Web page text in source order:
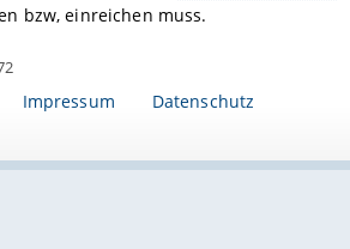
bzw, einreichen muss.
Impressum Datenschutz